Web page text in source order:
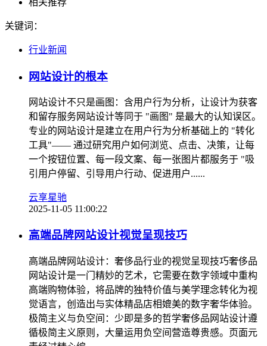
关键词：
行业新闻
网站设计的根本
网站设计不只是画图：含用户行为分析，让设计为获客
和留存服务网站设计等同于 "画图" 是最大的认知误区。
专业的网站设计是建立在用户行为分析基础上的 "转化
工具"—— 通过研究用户如何浏览、点击、决策，让每
一个按钮位置、每一段文案、每一张图片都服务于 "吸
引用户停留、引导用户行动、促进用户......
云享星驰
2025-11-05 11:00:22
高端品牌网站设计视觉呈现技巧
高端品牌网站设计：奢侈品行业的视觉呈现技巧奢侈品
网站设计是一门精妙的艺术，它需要在数字领域中重构
高端购物体验，将品牌的独特价值与美学理念转化为视
觉语言，创造出与实体精品店相媲美的数字奢华体验。
极简主义与负空间：少即是多的哲学奢侈品网站设计遵
循极简主义原则，大量运用负空间营造尊贵感。页面元